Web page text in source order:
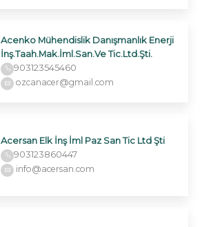
Acenko Mühendislik Danışmanlık Enerji
İnş.Taah.Mak.İml.San.Ve Tic.Ltd.Şti.
903123545460
ozcanacer@gmail.com
Acersan Elk İnş İml Paz San Tic Ltd Şti
903123860447
info@acersan.com